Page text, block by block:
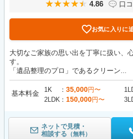
4.86 口
お気に入りに
大切なご家族の思い出を丁寧に扱い、
す。
「遺品整理のプロ」であるクリーン...
基本料金 1K 35,000円〜
2LDK
150,000円〜
ネットで見積・
相談する （無料）